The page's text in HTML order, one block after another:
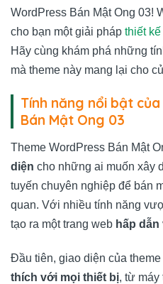
WordPress Bán Mật Ong 03!
cho bạn một giải pháp thiết
Hãy cùng khám phá những
mà theme này mang lại cho
Tính năng nổi bật
Bán Mật Ong 03
Theme WordPress Bán Mật
diện cho những ai muốn xây
tuyến chuyên nghiệp để bán
quan. Với nhiều tính năng
tạo ra một trang web hấp
Đầu tiên, giao diện của
thích với mọi thiết bị, từ máy